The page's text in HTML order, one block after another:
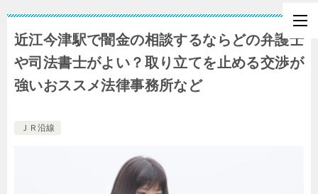
近江今津駅で闇金の相談するならどの弁護士
や司法書士がよい？取り立てを止める交渉が
強いおススメ法律事務所など
ＪＲ沿線